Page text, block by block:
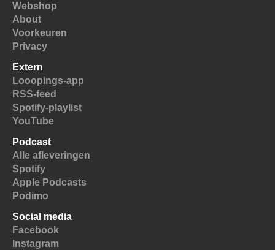
Webshop
About
Voorkeuren
Privacy
Extern
Looopings-app
RSS-feed
Spotify-playlist
YouTube
Podcast
Alle afleveringen
Spotify
Apple Podcasts
Podimo
Social media
Facebook
Instagram